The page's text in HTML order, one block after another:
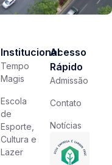
Institucional
Tempo
Magis
Escola
de
Esporte,
Cultura e
Lazer
Acesso
Rápido
Admissão
Contato
Notícias